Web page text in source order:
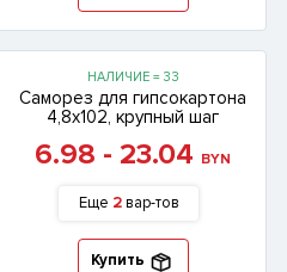
НАЛИЧИЕ = 33
Саморез для гипсокартона
4,8х102, крупный шаг
6.98 - 23.04 BYN
Еще 2 вар-тов
Купить